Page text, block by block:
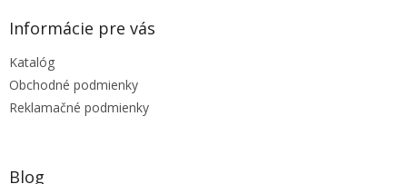
Informácie pre vás
Katalóg
Obchodné podmienky
Reklamačné podmienky
Blog